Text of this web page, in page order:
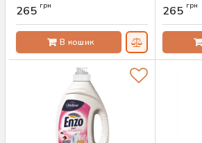
Артикул:
265 грн
В кошик
Артикул:
265 грн